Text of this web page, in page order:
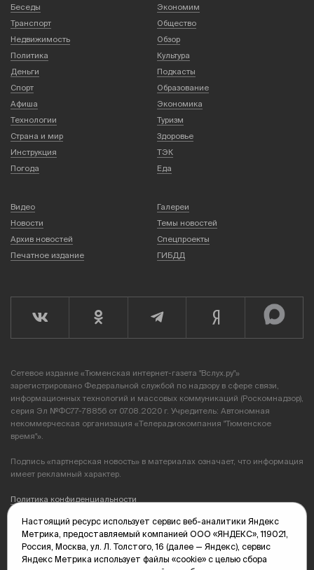
Беседы
Экономим
Транспорт
Общество
Недвижимость
Обзор
Политика
Культура
Деньги
Подкасты
Спорт
Образование
Афиша
Экономика
Технологии
Туризм
Страна и мир
Здоровье
Инструкция
ТЭК
Погода
Еда
Видео
Галереи
Новости
Темы новостей
Архив новостей
Спецпроекты
Печатное издание
ГИБДД
Сетевое издание «Тюменская интернет-газета "Вслух.ру"»
зарегистрировано Федеральной службой по надзору в сфере связи,
информационных технологий и массовых коммуникаций (Роскомнадзор),
серия Эл №ФС77-78856 от 07.08.2020 г. Учредитель: Автономная
некоммерческая организация «Телерадиокомпания "Тюменское
время"».
Подпись «партнерская новость» в материалах означает, что информация
имеет рекламный характер.
Политика конфиденциальности
Редакция: 625035, Тюмень, пр. Геологоразведчиков, 28А
(3452) 68-89-05
edit@vsluh.ru
Настоящий ресурс использует сервис веб-аналитики Яндекс
Метрика, предоставляемый компанией ООО «ЯНДЕКС», 119021,
Россия, Москва, ул. Л. Толстого, 16 (далее — Яндекс), сервис
Яндекс Метрика использует файлы «cookie» с целью сбора